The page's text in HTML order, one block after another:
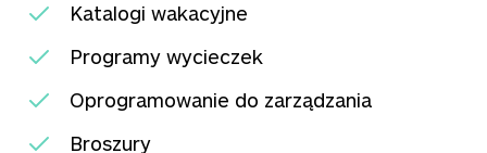
Katalogi wakacyjne
Programy wycieczek
Oprogramowanie do zarządzania
Broszury